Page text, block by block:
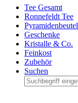
Tee Gesamt
Ronnefeldt Tee
Pyramidenbeutel
Geschenke
Kristalle & Co.
Feinkost
Zubehör
Suchen